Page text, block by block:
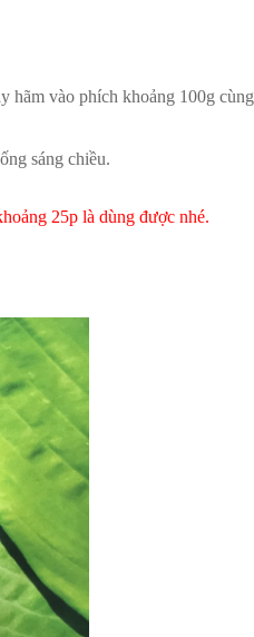
hãm vào phích khoảng 100g cùng
sáng chiều.
25p là dùng được nhé.